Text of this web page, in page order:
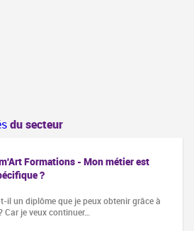
du secteur
Formations - Mon métier est
?
il un diplôme que je peux obtenir grâce à
Car je veux continuer…